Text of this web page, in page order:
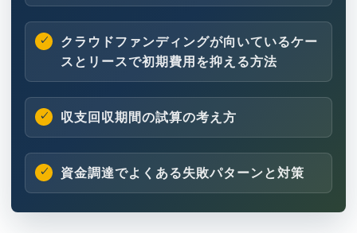
クラウドファンディングが向いているケー
スとリースで初期費用を抑える方法
収支回収期間の試算の考え方
資金調達でよくある失敗パターンと対策